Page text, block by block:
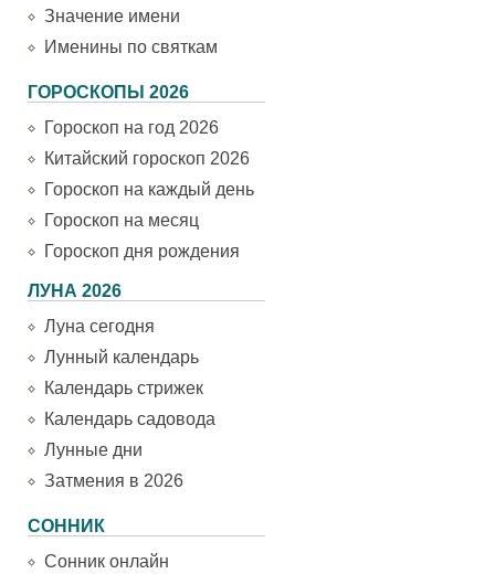
Значение имени
Именины по святкам
ГОРОСКОПЫ 2026
Гороскоп на год 2026
Китайский гороскоп 2026
Гороскоп на каждый день
Гороскоп на месяц
Гороскоп дня рождения
ЛУНА 2026
Луна сегодня
Лунный календарь
Календарь стрижек
Календарь садовода
Лунные дни
Затмения в 2026
СОННИК
Сонник онлайн